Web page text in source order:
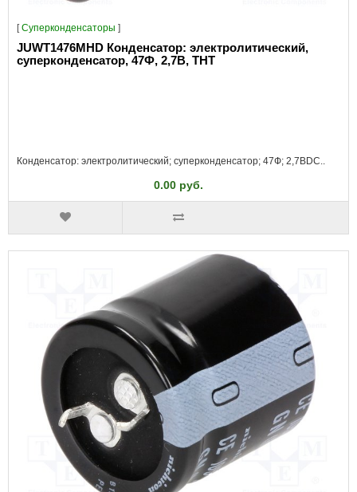
[Суперконденсаторы ]
JUWT1476MHD Конденсатор: электролитический,
суперконденсатор, 47Ф, 2,7В, THT
Конденсатор: электролитический; суперконденсатор; 47Ф; 2,7ВDC..
0.00 руб.